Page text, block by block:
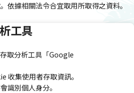
依據相關法令合宜取用所取得之資料。
工具
取分析工具「Google
收集使用者存取資訊。
識別個人身分。